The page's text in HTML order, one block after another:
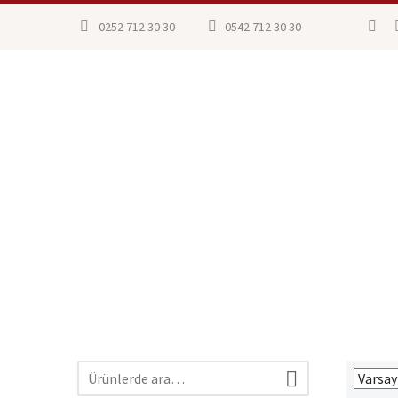
0252 712 30 30 0542 712 30 30
